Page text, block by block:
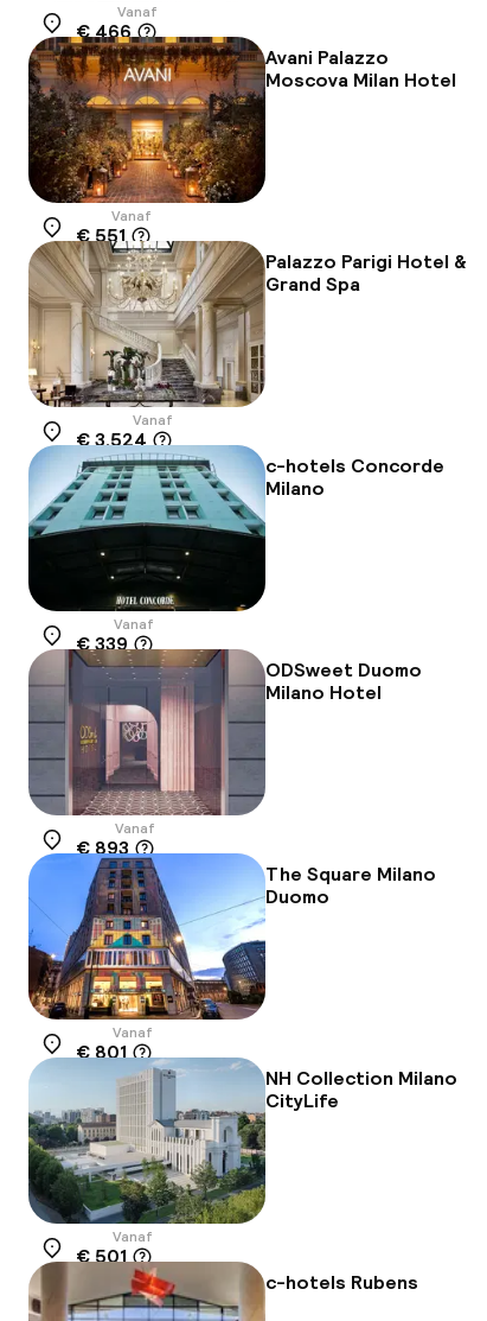
Locatie
Vanaf
€ 466
Avani Palazzo
Moscova Milan Hotel
Locatie
Vanaf
€ 551
Palazzo Parigi Hotel &
Grand Spa
Locatie
Vanaf
€ 3.524
c-hotels Concorde
Milano
Locatie
Vanaf
€ 339
ODSweet Duomo
Milano Hotel
Locatie
Vanaf
€ 893
The Square Milano
Duomo
Locatie
Vanaf
€ 801
NH Collection Milano
CityLife
Locatie
Vanaf
€ 501
c-hotels Rubens